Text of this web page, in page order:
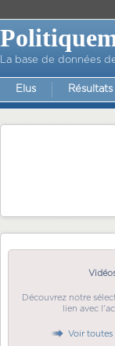
La base de données
Elus
Découvrez notre
lien avec
Voir toutes